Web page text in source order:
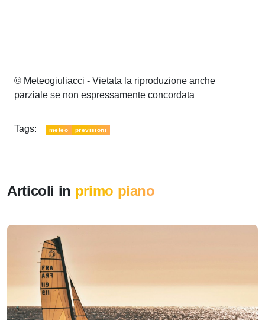
© Meteogiuliacci - Vietata la riproduzione anche
parziale se non espressamente concordata
Tags: meteo previsioni
Articoli in primo piano